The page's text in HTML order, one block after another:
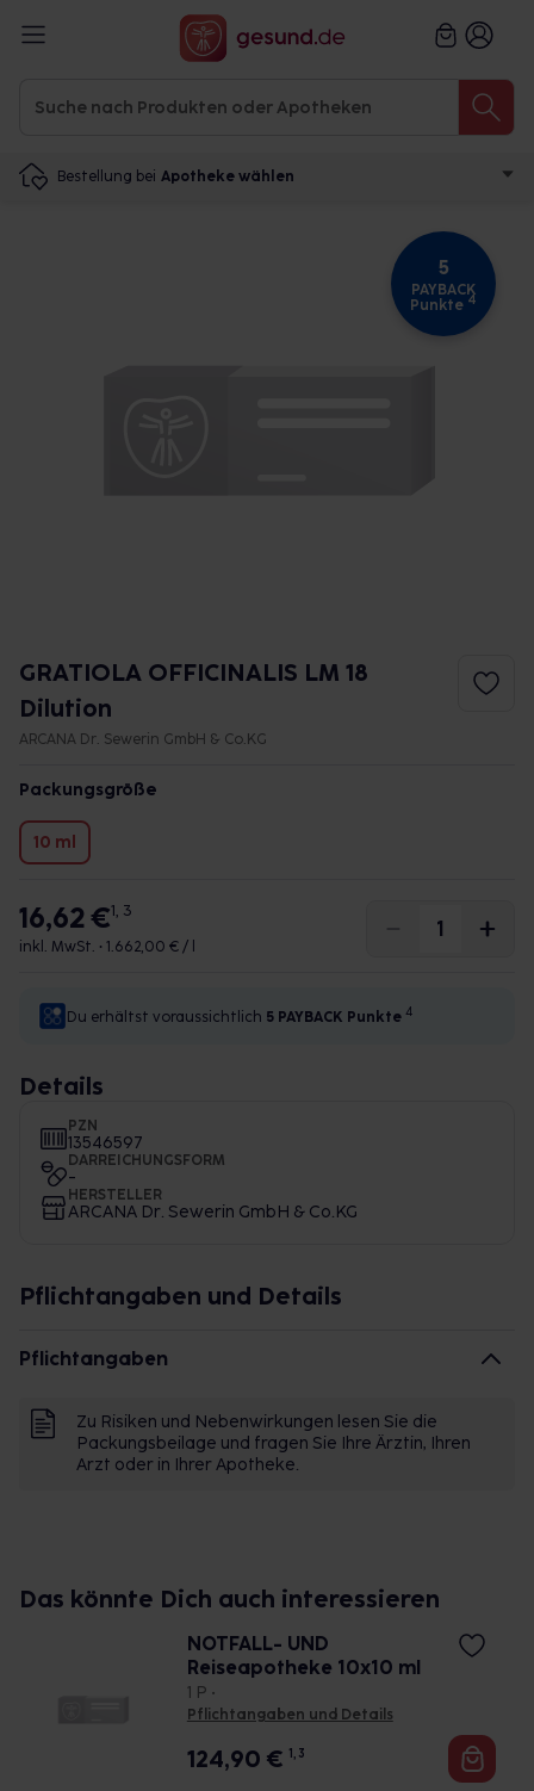
Bestellung bei Apotheke wählen
5
PAYBACK
Punkte 4
GRATIOLA OFFICINALIS LM 18
Dilution
ARCANA Dr. Sewerin GmbH & Co.KG
Packungsgröße
10 ml
16,62 €1, 3
inkl. MwSt. • 1.662,00 € / l
Du erhältst voraussichtlich 5 PAYBACK Punkte 4
Details
PZN
13546597
DARREICHUNGSFORM
-
HERSTELLER
ARCANA Dr. Sewerin GmbH & Co.KG
Pflichtangaben und Details
Pflichtangaben
Zu Risiken und Nebenwirkungen lesen Sie die
Packungsbeilage und fragen Sie Ihre Ärztin, Ihren
Arzt oder in Ihrer Apotheke.
Das könnte Dich auch interessieren
NOTFALL- UND
Reiseapotheke 10x10 ml
1 P •
Pflichtangaben und Details
124,90 € 1, 3